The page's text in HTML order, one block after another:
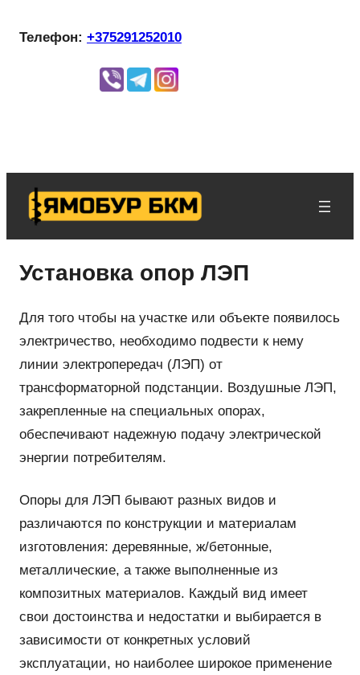
Телефон: +375291252010
Установка опор ЛЭП
Для того чтобы на участке или объекте появилось
электричество, необходимо подвести к нему
линии электропередач (ЛЭП) от
трансформаторной подстанции. Воздушные ЛЭП,
закрепленные на специальных опорах,
обеспечивают надежную подачу электрической
энергии потребителям.
Опоры для ЛЭП бывают разных видов и
различаются по конструкции и материалам
изготовления: деревянные, ж/бетонные,
металлические, а также выполненные из
композитных материалов. Каждый вид имеет
свои достоинства и недостатки и выбирается в
зависимости от конкретных условий
эксплуатации, но наиболее широкое применение